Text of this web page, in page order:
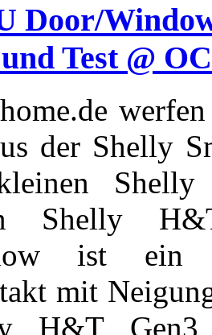
Door/
Test @
der Shelly
Shelly
ist
mit
H&T